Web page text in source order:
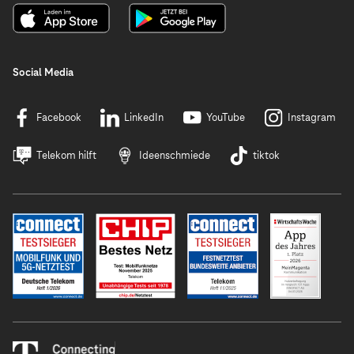
Social Media
Facebook LinkedIn YouTube Instagram
Telekom hilft Ideenschmiede tiktok